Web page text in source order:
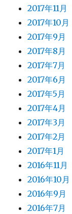
2017年11月
2017年10月
2017年9月
2017年8月
2017年7月
2017年6月
2017年5月
2017年4月
2017年3月
2017年2月
2017年1月
2016年11月
2016年10月
2016年9月
2016年7月